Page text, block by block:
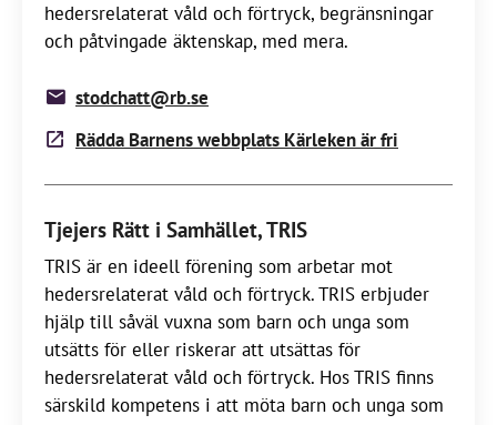
hedersrelaterat våld och förtryck, begränsningar
och påtvingade äktenskap, med mera.
stodchatt@rb.se
Rädda Barnens webbplats Kärleken är fri
Tjejers Rätt i Samhället, TRIS
TRIS är en ideell förening som arbetar mot
hedersrelaterat våld och förtryck. TRIS erbjuder
hjälp till såväl vuxna som barn och unga som
utsätts för eller riskerar att utsättas för
hedersrelaterat våld och förtryck. Hos TRIS finns
särskild kompetens i att möta barn och unga som